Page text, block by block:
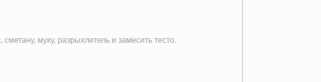
муку, разрыхлитель и замесить тесто.